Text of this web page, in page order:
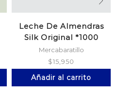
Leche De Almendras
Silk Original *1000
Mercabaratillo
$15,950
Añadir al carrito